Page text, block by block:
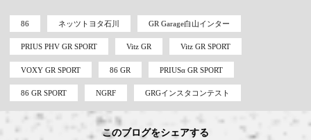
86 ネッツトヨタ石川 GR Garage白山インター
PRIUS PHV GR SPORT Vitz GR Vitz GR SPORT
VOXY GR SPORT 86 GR PRIUSα GR SPORT
86 GR SPORT NGRF GRGインスタコンテスト
このブログをシェアする